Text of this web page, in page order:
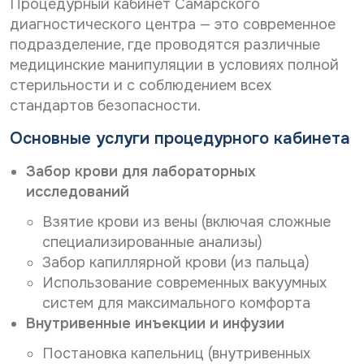
Процедурный кабинет Самарского
диагностического центра — это современное
подразделение, где проводятся различные
медицинские манипуляции в условиях полной
стерильности и с соблюдением всех
стандартов безопасности.
Основные услуги процедурного кабинета
Забор крови для лабораторных
исследований
Взятие крови из вены (включая сложные
специализированные анализы)
Забор капиллярной крови (из пальца)
Использование современных вакуумных
систем для максимального комфорта
Внутривенные инъекции и инфузии
Постановка капельниц (внутривенных
р
с
о
н
а
л
ь
н
ы
х
а
о
н
а
л
ь
н
ы
х
д
а
н
Нужное Вам исследование*
Желаемая дата и время приёма
обработку персональных данных
рассылки
Отправить
После анализа заявки Вам ответят электронным
письмом на указанный Вами e-mail.
Срок обработки заявки - до 2-х рабочих дней.
Ввиду высокой загруженности наших докторов дата
и время приема могут отличаться от Вашего
пожелания в интернет-заявке.